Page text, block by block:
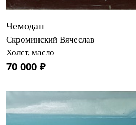
Чемодан
Скроминский Вячеслав
Холст, масло
70 000 ₽